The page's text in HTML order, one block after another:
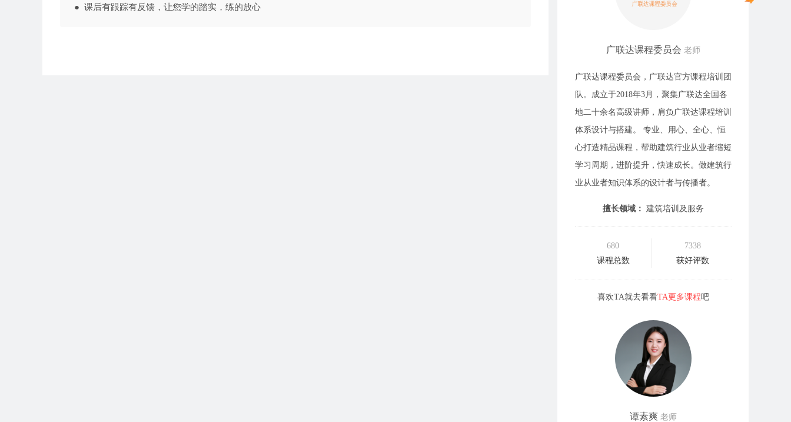
● 课后有跟踪有反馈，让您学的踏实，练的放心
广联达课程委员会 老师
广联达课程委员会，广联达官方课程培训团
队。成立于2018年3月，聚集广联达全国各
地二十余名高级讲师，肩负广联达课程培训
体系设计与搭建。 专业、用心、全心、恒
心打造精品课程，帮助建筑行业从业者缩短
学习周期，进阶提升，快速成长。做建筑行
业从业者知识体系的设计者与传播者。
擅长领域： 建筑培训及服务
680
课程总数
7338
获好评数
喜欢TA就去看看TA更多课程吧
谭素爽 老师